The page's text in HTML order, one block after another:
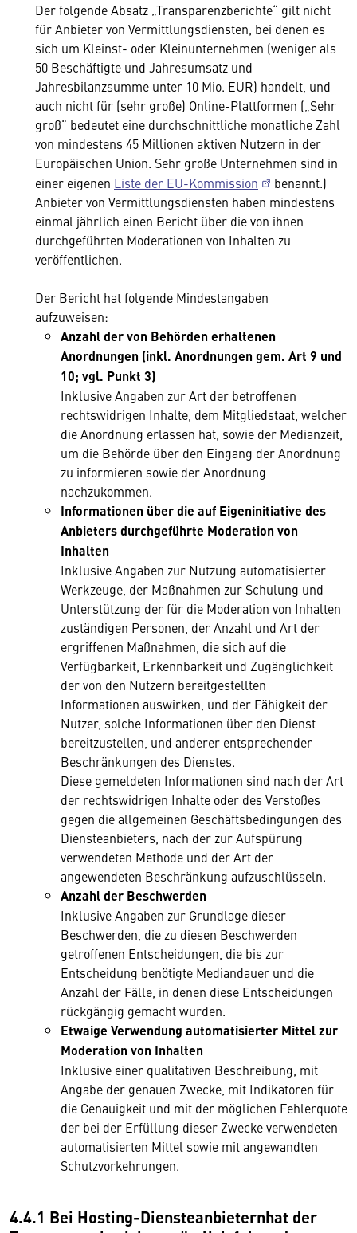
Der folgende Absatz „Transparenzberichte“ gilt nicht
für Anbieter von Vermittlungsdiensten, bei denen es
sich um Kleinst- oder Kleinunternehmen (weniger als
50 Beschäftigte und Jahresumsatz und
Jahresbilanzsumme unter 10 Mio. EUR) handelt, und
auch nicht für (sehr große) Online-Plattformen („Sehr
groß“ bedeutet eine durchschnittliche monatliche Zahl
von mindestens 45 Millionen aktiven Nutzern in der
Europäischen Union. Sehr große Unternehmen sind in
einer eigenen Liste der EU-Kommission
benannt.)
Anbieter von Vermittlungsdiensten haben mindestens
einmal jährlich einen Bericht über die von ihnen
durchgeführten Moderationen von Inhalten zu
veröffentlichen.
Der Bericht hat folgende Mindestangaben
aufzuweisen:
Anzahl der von Behörden erhaltenen
Anordnungen (inkl. Anordnungen gem. Art 9 und
10; vgl. Punkt 3)
Inklusive Angaben zur Art der betroffenen
rechtswidrigen Inhalte, dem Mitgliedstaat, welcher
die Anordnung erlassen hat, sowie der Medianzeit,
um die Behörde über den Eingang der Anordnung
zu informieren sowie der Anordnung
nachzukommen.
Informationen über die auf Eigeninitiative des
Anbieters durchgeführte Moderation von
Inhalten
Inklusive Angaben zur Nutzung automatisierter
Werkzeuge, der Maßnahmen zur Schulung und
Unterstützung der für die Moderation von Inhalten
zuständigen Personen, der Anzahl und Art der
ergriffenen Maßnahmen, die sich auf die
Verfügbarkeit, Erkennbarkeit und Zugänglichkeit
der von den Nutzern bereitgestellten
Informationen auswirken, und der Fähigkeit der
Nutzer, solche Informationen über den Dienst
bereitzustellen, und anderer entsprechender
Beschränkungen des Dienstes.
Diese gemeldeten Informationen sind nach der Art
der rechtswidrigen Inhalte oder des Verstoßes
gegen die allgemeinen Geschäftsbedingungen des
Diensteanbieters, nach der zur Aufspürung
verwendeten Methode und der Art der
angewendeten Beschränkung aufzuschlüsseln.
Anzahl der Beschwerden
Inklusive Angaben zur Grundlage dieser
Beschwerden, die zu diesen Beschwerden
getroffenen Entscheidungen, die bis zur
Entscheidung benötigte Mediandauer und die
Anzahl der Fälle, in denen diese Entscheidungen
rückgängig gemacht wurden.
Etwaige Verwendung automatisierter Mittel zur
Moderation von Inhalten
Inklusive einer qualitativen Beschreibung, mit
Angabe der genauen Zwecke, mit Indikatoren für
die Genauigkeit und mit der möglichen Fehlerquote
der bei der Erfüllung dieser Zwecke verwendeten
automatisierten Mittel sowie mit angewandten
Schutzvorkehrungen.
4.4.1 Bei Hosting-Diensteanbieternhat der